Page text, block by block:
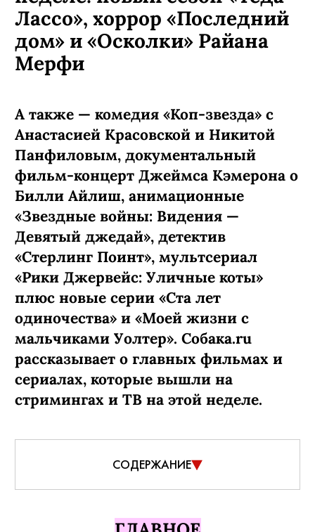
Лассо», хоррор «Последний
дом» и «Осколки» Райана
Мерфи
А также — комедия «Коп-звезда» с
Анастасией Красовской и Никитой
Панфиловым, документальный
фильм-концерт Джеймса Кэмерона о
Билли Айлиш, анимационные
«Звездные войны: Видения —
Девятый джедай», детектив
«Стерлинг Поинт», мультсериал
«Рики Джервейс: Уличные коты»
плюс новые серии «Ста лет
одиночества» и «Моей жизни с
мальчиками Уолтер». Собака.ru
рассказывает о главных фильмах и
сериалах, которые вышли на
стримингах и ТВ на этой неделе.
СОДЕРЖАНИЕ